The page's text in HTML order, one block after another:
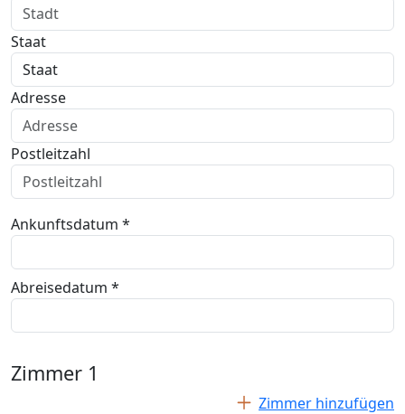
Staat
Adresse
Postleitzahl
Ankunftsdatum *
Abreisedatum *
Zimmer 1
Zimmer hinzufügen